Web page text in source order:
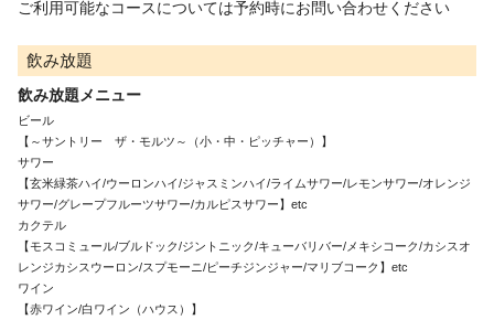
ご利用可能なコースについては予約時にお問い合わせください
飲み放題
飲み放題メニュー
ビール
【～サントリー　ザ・モルツ～（小・中・ピッチャー）】
サワー
【玄米緑茶ハイ/ウーロンハイ/ジャスミンハイ/ライムサワー/レモンサワー/オレンジ
サワー/グレープフルーツサワー/カルピスサワー】etc
カクテル
【モスコミュール/ブルドック/ジントニック/キューバリバー/メキシコーク/カシスオ
レンジカシスウーロン/スプモーニ/ピーチジンジャー/マリブコーク】etc
ワイン
【赤ワイン/白ワイン（ハウス）】